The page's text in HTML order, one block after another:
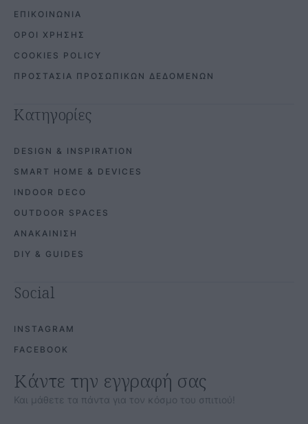
ΕΠΙΚΟΙΝΩΝΙΑ
ΟΡΟΙ ΧΡΗΣΗΣ
COOKIES POLICY
ΠΡΟΣΤΑΣΙΑ ΠΡΟΣΩΠΙΚΩΝ ΔΕΔΟΜΕΝΩΝ
Κατηγορίες
DESIGN & INSPIRATION
SMART HOME & DEVICES
INDOOR DECO
OUTDOOR SPACES
ΑΝΑΚΑΙΝΙΣΗ
DIY & GUIDES
Social
INSTAGRAM
FACEBOOK
Κάντε την εγγραφή σας
Και μάθετε τα πάντα για τον κόσμο του σπιτιού!